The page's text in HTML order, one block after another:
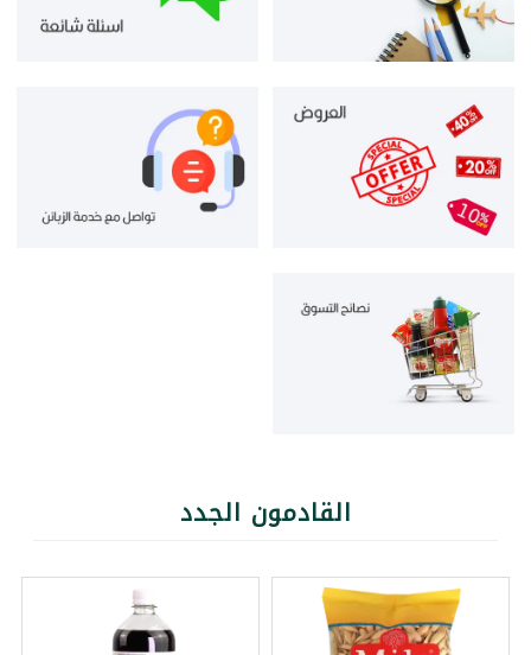
القادمون الجدد